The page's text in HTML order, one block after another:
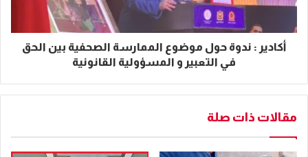
أكادير : ندوة حول موضوع الممارسة الصحفية بين الحق
في التعبير و المسؤولية القانونية
مقالات ذات صلة